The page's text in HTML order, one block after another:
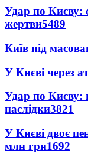
Удар по Києву:
жертви5489
Київ під
У Києві через
Удар по Києву:
наслідки3821
У Києві двоє
млн грн1692